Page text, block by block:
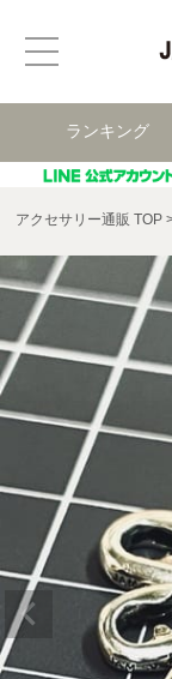
ランキング
アクセサリー通販 TOP